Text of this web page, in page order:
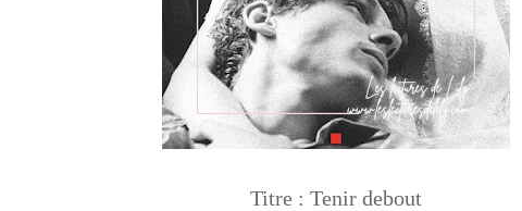
Titre : Tenir debout